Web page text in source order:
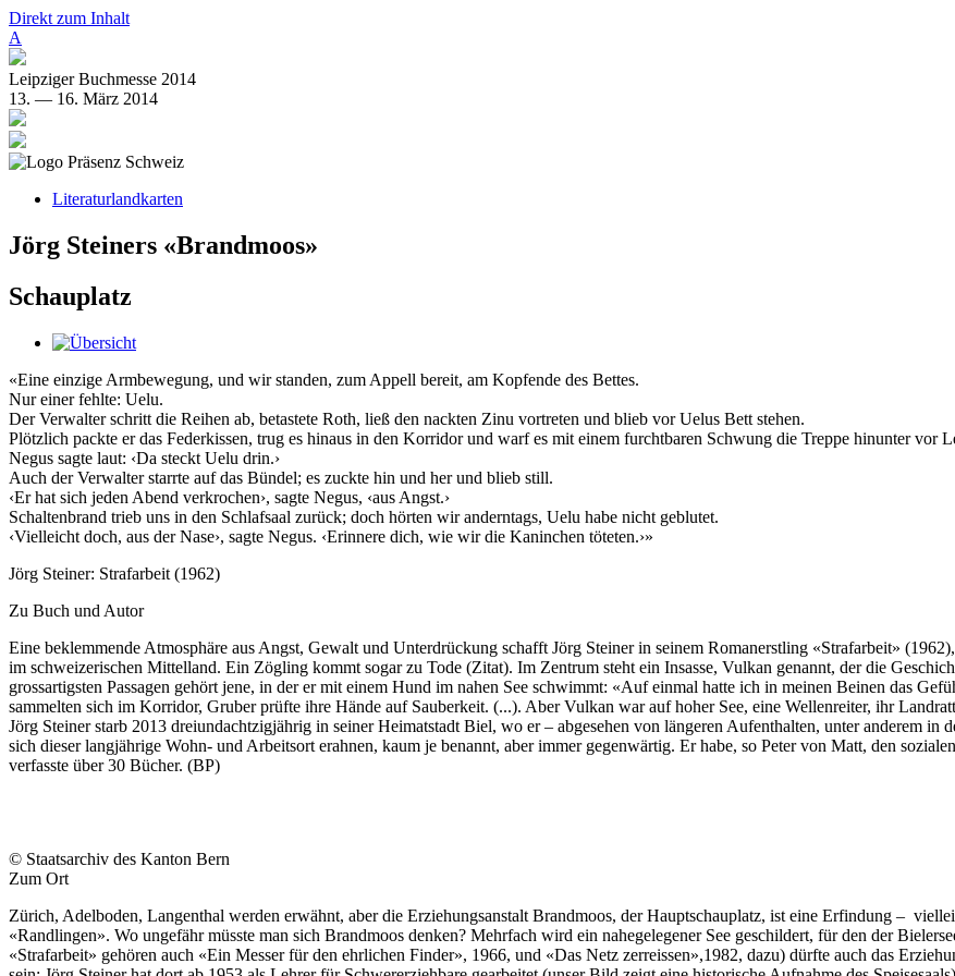
Direkt zum Inhalt
A
Leipziger Buchmesse 2014
13. — 16. März 2014
Literaturlandkarten
Jörg Steiners «Brandmoos»
Schauplatz
«Eine einzige Armbewegung, und wir standen, zum Appell bereit, am Kopfende des Bettes.
Nur einer fehlte: Uelu.
Der Verwalter schritt die Reihen ab, betastete Roth, ließ den nackten Zinu vortreten und blieb vor Uelus Bett stehen.
Plötzlich packte er das Federkissen, trug es hinaus in den Korridor und warf es mit einem furchtbaren Schwung die Treppe hinunter vor
Negus sagte laut: ‹Da steckt Uelu drin.›
Auch der Verwalter starrte auf das Bündel; es zuckte hin und her und blieb still.
‹Er hat sich jeden Abend verkrochen›, sagte Negus, ‹aus Angst.›
Schaltenbrand trieb uns in den Schlafsaal zurück; doch hörten wir anderntags, Uelu habe nicht geblutet.
‹Vielleicht doch, aus der Nase›, sagte Negus. ‹Erinnere dich, wie wir die Kaninchen töteten.›»
Jörg Steiner: Strafarbeit (1962)
Zu Buch und Autor
Eine beklemmende Atmosphäre aus Angst, Gewalt und Unterdrückung schafft Jörg Steiner in seinem Romanerstling «Strafarbeit»
im schweizerischen Mittelland. Ein Zögling kommt sogar zu Tode (Zitat). Im Zentrum steht ein Insasse, Vulkan genannt, der die
grossartigsten Passagen gehört jene, in der er mit einem Hund im nahen See schwimmt: «Auf einmal hatte ich in meinen Beinen das
sammelten sich im Korridor, Gruber prüfte ihre Hände auf Sauberkeit. (...). Aber Vulkan war auf hoher See, eine Wellenreiter, ihr
Jörg Steiner starb 2013 dreiundachtzigjährig in seiner Heimatstadt Biel, wo er – abgesehen von längeren Aufenthalten, unter anderem
sich dieser langjährige Wohn- und Arbeitsort erahnen, kaum je benannt, aber immer gegenwärtig. Er habe, so Peter von Matt, den
verfasste über 30 Bücher. (BP)
© Staatsarchiv des Kanton Bern
Zum Ort
Zürich, Adelboden, Langenthal werden erwähnt, aber die Erziehungsanstalt Brandmoos, der Hauptschauplatz, ist eine Erfindung –
«Randlingen». Wo ungefähr müsste man sich Brandmoos denken? Mehrfach wird ein nahegelegener See geschildert, für den der
«Strafarbeit» gehören auch «Ein Messer für den ehrlichen Finder», 1966, und «Das Netz zerreissen»,1982, dazu) dürfte auch das